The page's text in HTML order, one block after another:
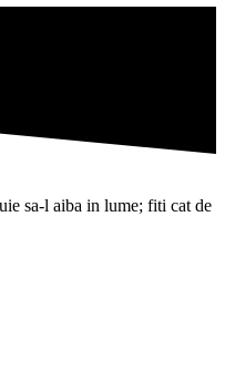
sa-l aiba in lume; fiti cat de